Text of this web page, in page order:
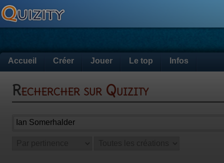
Accueil Créer Jouer Le top Infos
Rechercher sur Quizity